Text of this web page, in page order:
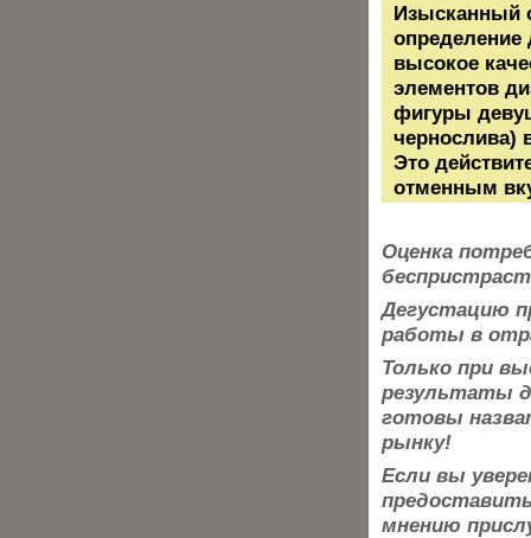
Изысканный
определение
высокое
элементов
фигуры
чернослива)
Это
отменным
Оценка
Дегустацию
работы в
Только при
результаты
готовы
рынку!
Если вы
мнению